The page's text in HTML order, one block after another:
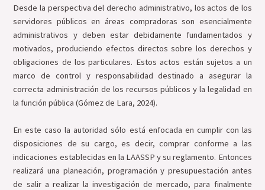
Desde la perspectiva del derecho administrativo, los actos de los
servidores públicos en áreas compradoras son esencialmente
administrativos y deben estar debidamente fundamentados y
motivados, produciendo efectos directos sobre los derechos y
obligaciones de los particulares. Estos actos están sujetos a un
marco de control y responsabilidad destinado a asegurar la
correcta administración de los recursos públicos y la legalidad en
la función pública (Gómez de Lara, 2024).
En este caso la autoridad sólo está enfocada en cumplir con las
disposiciones de su cargo, es decir, comprar conforme a las
indicaciones establecidas en la LAASSP y su reglamento. Entonces
realizará una planeación, programación y presupuestación antes
de salir a realizar la investigación de mercado, para finalmente